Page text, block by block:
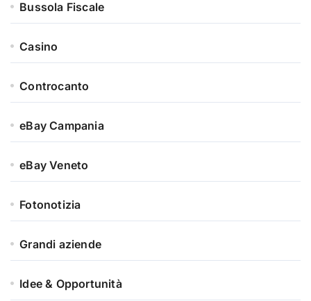
Bussola Fiscale
Casino
Controcanto
eBay Campania
eBay Veneto
Fotonotizia
Grandi aziende
Idee & Opportunità